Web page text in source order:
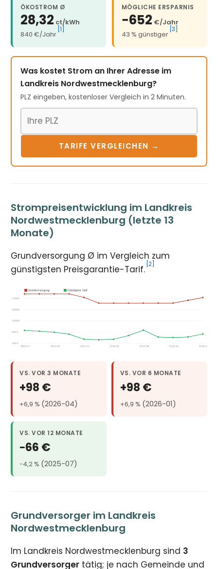
ÖKOSTROM Ø
28,32 ct/kWh
840 €/Jahr
[1]
MÖGLICHE ERSPARNIS
−652 €/Jahr
43 % günstiger
[3]
Was kostet Strom an Ihrer Adresse im
Landkreis Nordwestmecklenburg?
PLZ eingeben, kostenloser Vergleich in 2 Minuten.
TARIFE VERGLEICHEN →
Strompreisentwicklung im Landkreis
Nordwestmecklenburg (letzte 13
Monate)
Grundversorgung Ø im Vergleich zum
günstigsten Preisgarantie-Tarif. [2]
VS. VOR 3 MONATE
+98 €
+6,9 % (2026-04)
VS. VOR 6 MONATE
+98 €
+6,9 % (2026-01)
VS. VOR 12 MONATE
−66 €
−4,2 % (2025-07)
Grundversorger im Landkreis
Nordwestmecklenburg
Im Landkreis Nordwestmecklenburg sind 3
Grundversorger tätig; je nach Gemeinde und